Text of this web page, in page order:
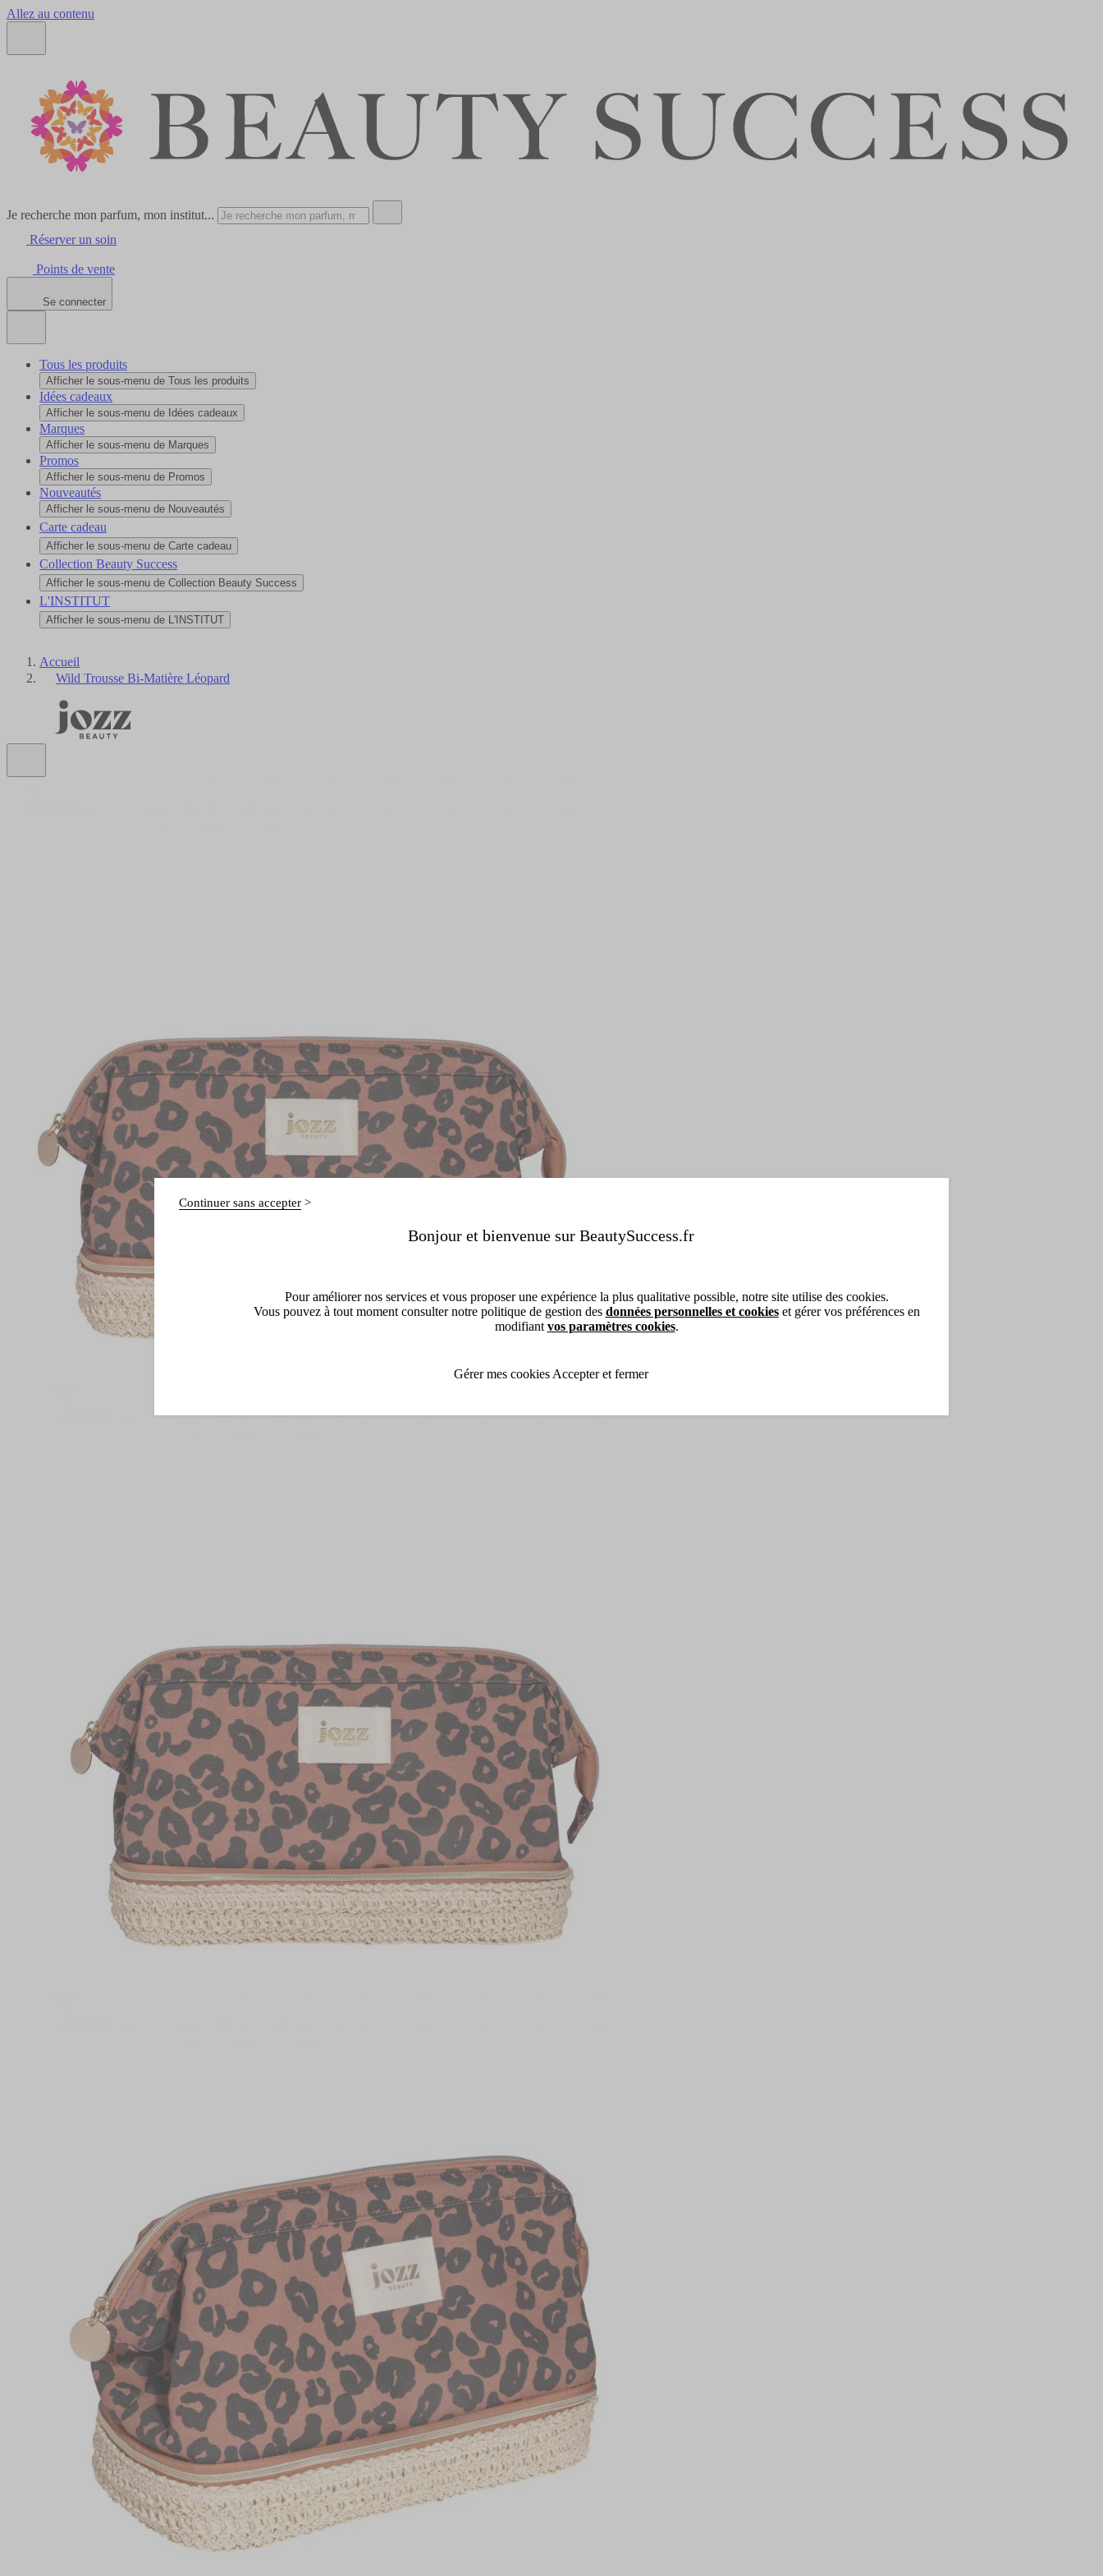
Allez au contenu
Je recherche mon parfum, mon institut...
Réserver un soin
Points de vente
Se connecter
Tous les produits
Afficher le sous-menu de Tous les produits
Idées cadeaux
Afficher le sous-menu de Idées cadeaux
Marques
Afficher le sous-menu de Marques
Promos
Afficher le sous-menu de Promos
Nouveautés
Afficher le sous-menu de Nouveautés
Carte cadeau
Afficher le sous-menu de Carte cadeau
Collection Beauty Success
Afficher le sous-menu de Collection Beauty Success
L'INSTITUT
Afficher le sous-menu de L'INSTITUT
Accueil
Wild Trousse Bi-Matière Léopard
Bonjour et bienvenue sur BeautySuccess.fr
Continuer sans accepter
Pour améliorer nos services et vous proposer une expérience la plus qualitative possible, notre site utilise des cookies.
Vous pouvez à tout moment consulter notre politique de gestion des données personnelles et cookieset gérer vos préférences en
modifiant vos paramètres cookies.
Gérer mes cookies Accepter et fermer